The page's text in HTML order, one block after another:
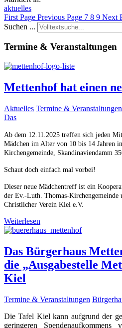
aktuelles
First Page Previous Page 7 8 9 Next
Suchen ...
Termine & Veranstaltungen
Mettenhof hat einen
Aktuelles Termine & Veranstaltungen
Das
Ab dem 12.11.2025 treffen sich jeden
Mädchen im Alter von 10 bis 14 Jahren
Kirchengemeinde, Skandinaviendamm
Schaut doch einfach mal vorbei!
Dieser neue Mädchentreff ist ein
der Ev.-Luth. Thomas-Kirchengemeinde
Christlicher Verein Kiel e.V.
Weiterlesen
Das Bürgerhaus
die „Ausgabestelle
Kiel
Termine & Veranstaltungen
Die Tafel Kiel kann aufgrund der
geringeren Spendenaufkommens